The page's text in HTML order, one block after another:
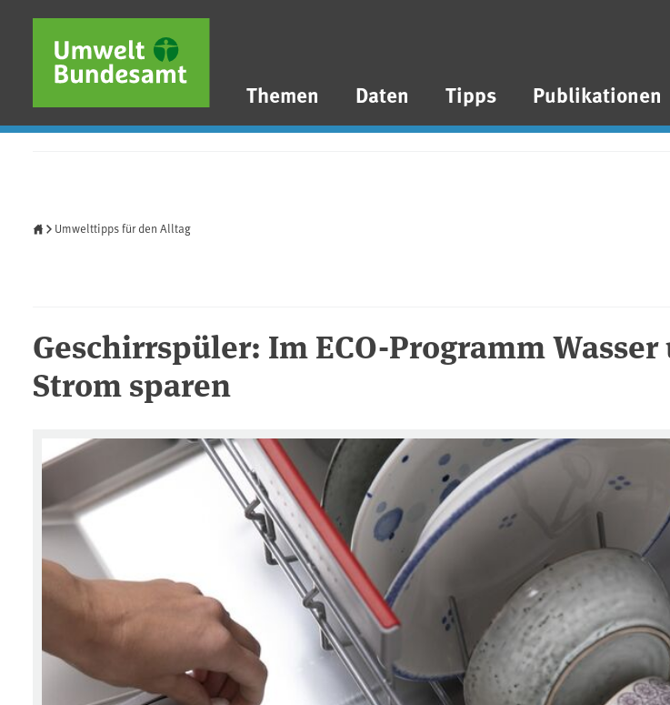
Direkt zum Inhalt
Direkt zum Hauptmenü
Direkt zur Fußzeile
Themen Daten Tipps Publikationen
Umwelttipps für den Alltag
Geschirrspüler: Im ECO-Programm
Strom sparen